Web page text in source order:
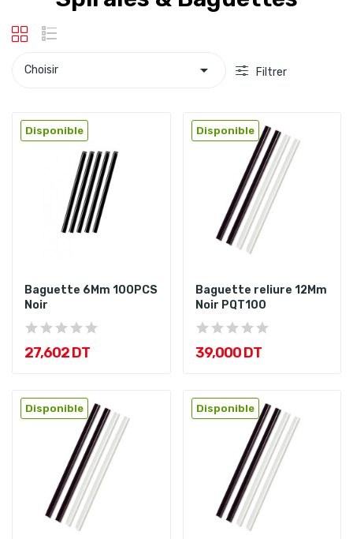
Choisir  Filtrer
Disponible
Baguette 6Mm 100PCS
Noir
27,602 DT
Disponible
Baguette reliure 12Mm
Noir PQT100
39,000 DT
Disponible Disponible